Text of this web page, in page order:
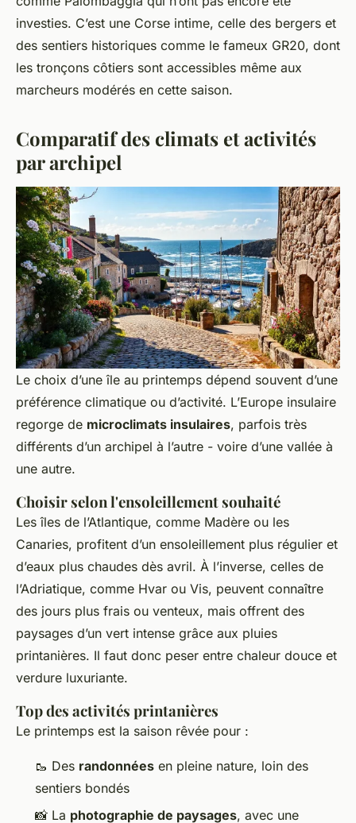
investies. C’est une Corse intime, celle des bergers et
des sentiers historiques comme le fameux GR20, dont
les tronçons côtiers sont accessibles même aux
marcheurs modérés en cette saison.
Comparatif des climats et activités
par archipel
Le choix d’une île au printemps dépend souvent d’une
préférence climatique ou d’activité. L’Europe insulaire
regorge de microclimats insulaires, parfois très
différents d’un archipel à l’autre - voire d’une vallée à
une autre.
Choisir selon l'ensoleillement souhaité
Les îles de l’Atlantique, comme Madère ou les
Canaries, profitent d’un ensoleillement plus régulier et
d’eaux plus chaudes dès avril. À l’inverse, celles de
l’Adriatique, comme Hvar ou Vis, peuvent connaître
des jours plus frais ou venteux, mais offrent des
paysages d’un vert intense grâce aux pluies
printanières. Il faut donc peser entre chaleur douce et
verdure luxuriante.
Top des activités printanières
Le printemps est la saison rêvée pour :
🥾 Des randonnées en pleine nature, loin des
sentiers bondés
📸 La photographie de paysages, avec une